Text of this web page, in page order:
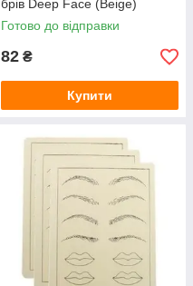
брів Deep Face (Beige)
Готово до відправки
82 ₴
Купити